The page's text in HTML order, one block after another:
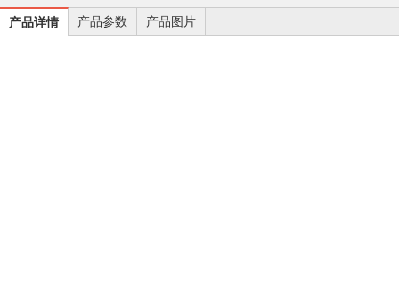
产品详情 产品参数 产品图片